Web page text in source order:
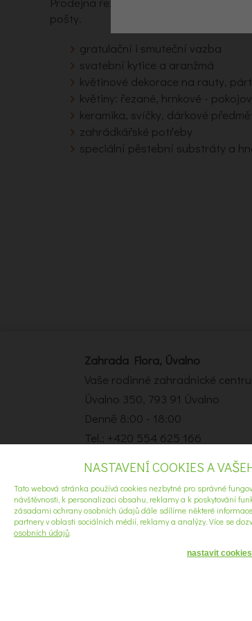
pošty.
gratulační i smuteční vazba
svatební kytice a aranžmá
květinové dekorace na rauty,
květiny: řezané, hrnkové -
keramika, svíčky, dárkové
zahrádkářské potřeby
speciální pěstební substráty a
Zahrada Flora, Úvalno
Vaše rodinné zahradnické
Úvalno 350, 793 91 Úvalno
Denně 8:00 - 18:00
Tel.: +420 554 625 166
©2021 Všechna práva vyhrazena.
NASTAVENÍ COOKIES A
Tato webová stránka používá cookies nezbytné pro správné
návštěvnosti, k personalizaci obsahu, reklamy a k poskytování
zásadami ochrany osobních údajů dále sdílíme některé
partnery v oblasti sociálních médií, reklamy a analýzy. Více se
osobních údajů
nastavit cookies